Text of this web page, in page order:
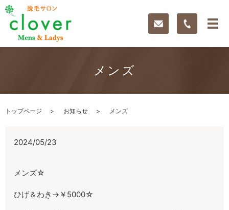
メンズ
トップページ お知らせ メンズ
2024/05/23
メンズ☆
ひげ＆わき→￥5000☆